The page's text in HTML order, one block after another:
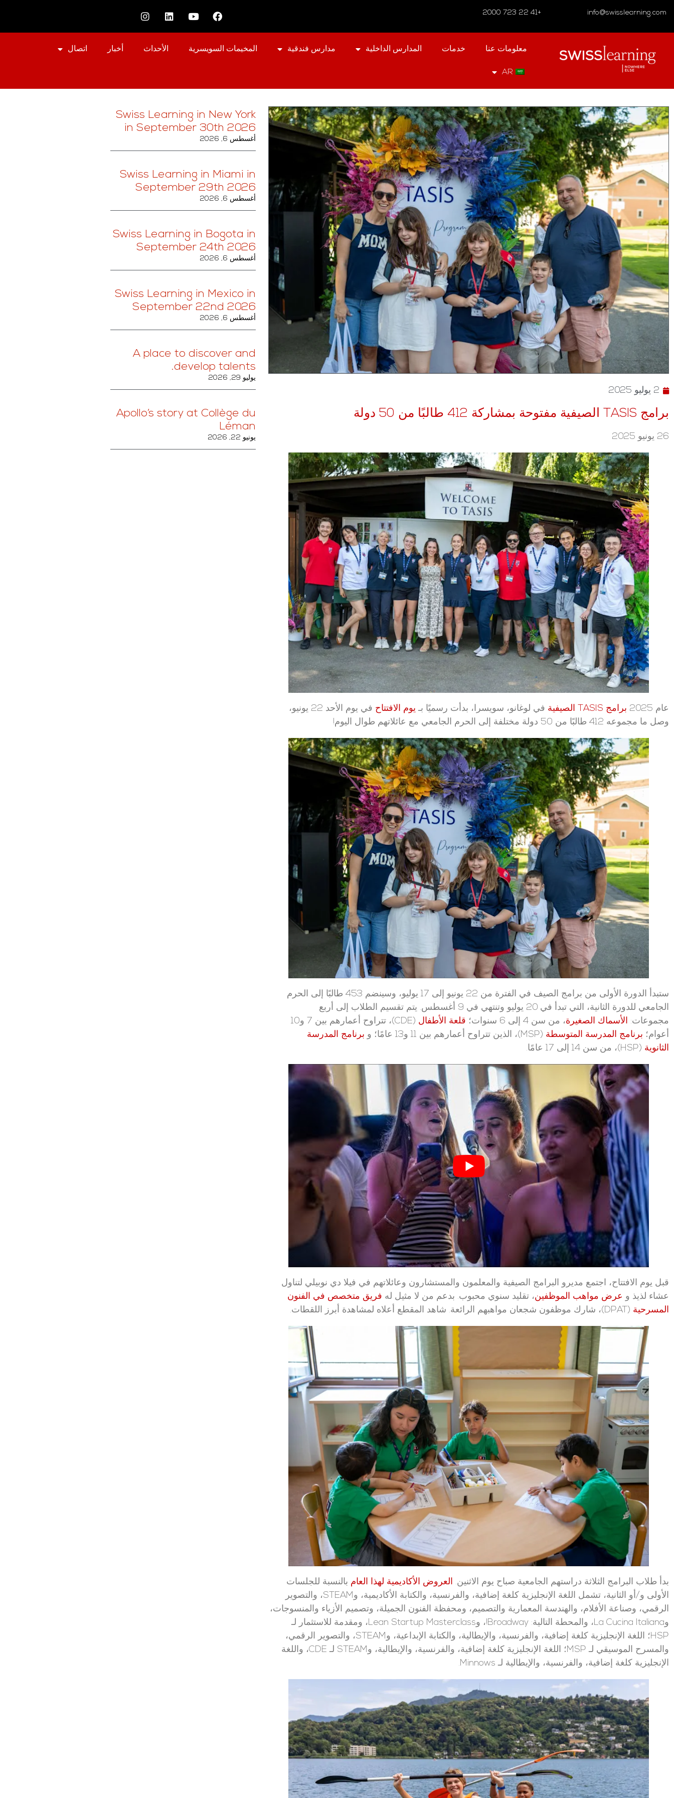
info@swisslearning.com
+41 22 723 2000
معلومات عنا خدمات المدارس الداخلية مدارس فندقية المخيمات السويسرية الأحداث أخبار اتصال
AR
2 يوليو 2025
برامج TASIS الصيفية مفتوحة بمشاركة 412 طالبًا من 50 دولة
26 يونيو 2025
عام 2025 برامج TASIS الصيفية في لوغانو، سويسرا، بدأت رسميًا بـ يوم الافتتاح
في يوم الأحد 22 يونيو،
وصل ما مجموعه 412 طالبًا من 50 دولة مختلفة إلى الحرم الجامعي مع عائلاتهم طوال اليوم!
ستبدأ الدورة الأولى من برامج الصيف في الفترة من 22 يونيو إلى 17 يوليو، وسينضم 453 طالبًا إلى الحرم
الجامعي للدورة الثانية، التي تبدأ في 20 يوليو وتنتهي في 9 أغسطس. يتم تقسيم الطلاب إلى أربع
مجموعات: الأسماك الصغيرة، من سن 4 إلى 6 سنوات؛ قلعة الأطفال
(CDE)، تتراوح أعمارهم بين 7 و10
أعوام؛ برنامج المدرسة المتوسطة (MSP)، الذين تتراوح أعمارهم بين 11 و13 عامًا؛ و
برنامج المدرسة
الثانوية (HSP)، من سن 14 إلى 17 عامًا.
قبل يوم الافتتاح، اجتمع مديرو البرامج الصيفية والمعلمون والمستشارون وعائلاتهم في فيلا دي نوبيلي لتناول
عشاء لذيذ و عرض مواهب الموظفين، تقليد سنوي محبوب. بدعم من لا مثيل له فريق متخصص في الفنون
المسرحية (DPAT)، شارك موظفون شجعان مواهبهم الرائعة. شاهد المقطع أعلاه لمشاهدة أبرز اللقطات.
بدأ طلاب البرامج الثلاثة دراستهم الجامعية صباح يوم الاثنين. العروض الأكاديمية لهذا العام بالنسبة للجلسات
الأولى و/أو الثانية، تشمل اللغة الإنجليزية كلغة إضافية، والفرنسية، والكتابة الأكاديمية، وSTEAM، والتصوير
الرقمي، وصناعة الأفلام، والهندسة المعمارية والتصميم، ومحفظة الفنون الجميلة، وتصميم الأزياء والمنسوجات،
وLa Cucina Italiana، والمحطة التالية: Broadway!، وLean Startup Masterclass، ومقدمة للاستثمار لـ
HSP؛ اللغة الإنجليزية كلغة إضافية، والفرنسية، والإيطالية، والكتابة الإبداعية، وSTEAM، والتصوير الرقمي،
والمسرح الموسيقي لـ MSP؛ اللغة الإنجليزية كلغة إضافية، والفرنسية، والإيطالية، وSTEAM لـ CDE، واللغة
الإنجليزية كلغة إضافية، والفرنسية، والإيطالية لـ Minnows.
Swiss Learning in New York
in September 30th 2026
أغسطس 6, 2026
Swiss Learning in Miami in
September 29th 2026
أغسطس 6, 2026
Swiss Learning in Bogota in
September 24th 2026
أغسطس 6, 2026
Swiss Learning in Mexico in
September 22nd 2026
أغسطس 6, 2026
A place to discover and
develop talents.
يوليو 29, 2026
Apollo’s story at Collège du
Léman
يونيو 22, 2026